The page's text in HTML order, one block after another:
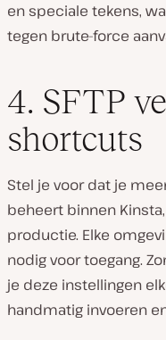
en speciale tekens,
tegen brute-force
4. SFTP
shortcuts
Stel je voor dat je
beheert binnen
productie. Elke
nodig voor toegang.
je deze instellingen
handmatig invoeren